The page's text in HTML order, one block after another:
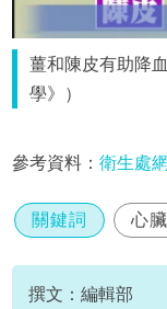
薑和陳皮有助降
學》）
參考資料： 衛生處
關鍵詞 心
長壽
撰文：編輯部